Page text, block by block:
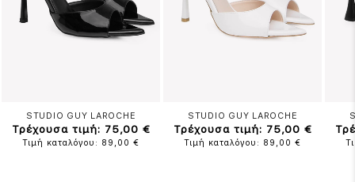
STUDIO GUY LAROCHE
Τρέχουσα τιμή: 75,00 €
Τιμή καταλόγου: 89,00 €
STUDIO GUY LAROCHE
Τρέχουσα τιμή: 75,00 €
Τιμή καταλόγου: 89,00 €